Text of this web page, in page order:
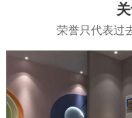
荣誉只代表过